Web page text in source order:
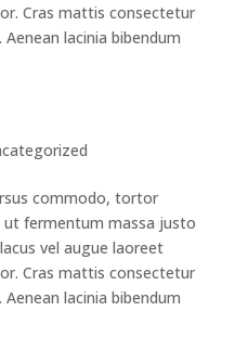
Cras mattis consectetur
lacinia bibendum
commodo, tortor
fermentum massa justo
vel augue laoreet
Cras mattis consectetur
lacinia bibendum